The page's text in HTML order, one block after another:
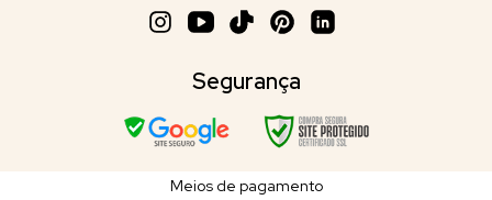
Segurança
Meios de pagamento